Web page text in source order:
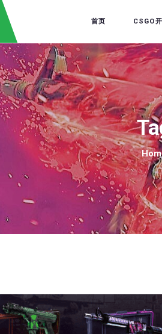
首页 CSGO
CSGO
开箱教
第三
CSGO
CSGO